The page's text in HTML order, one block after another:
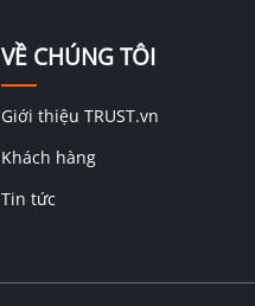
VỀ CHÚNG TÔI
Giới thiệu TRUST.vn
Khách hàng
Tin tức